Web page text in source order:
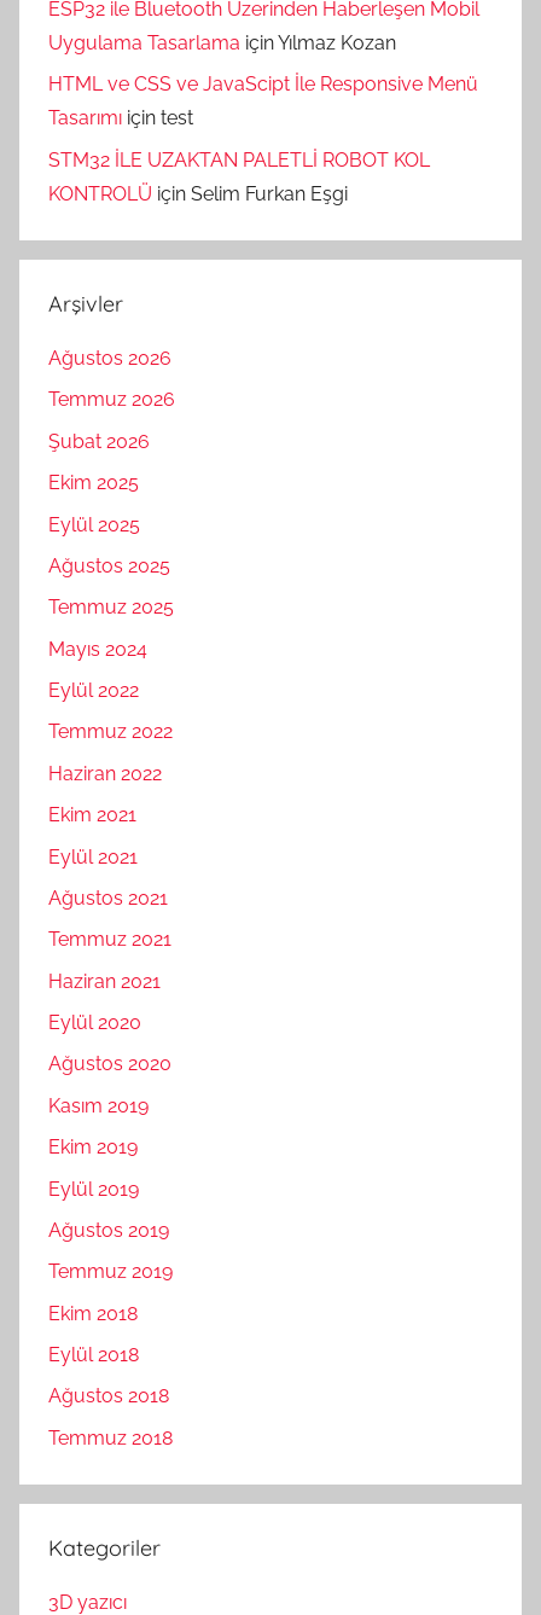
ESP32 ile Bluetooth Üzerinden Haberleşen Mobil
Uygulama Tasarlama içinYılmaz Kozan
HTML ve CSS ve JavaScipt İle Responsive Menü
Tasarımı için test
STM32 İLE UZAKTAN PALETLİ ROBOT KOL
KONTROLÜ için Selim Furkan Eşgi
Arşivler
Ağustos 2026
Temmuz 2026
Şubat 2026
Ekim 2025
Eylül 2025
Ağustos 2025
Temmuz 2025
Mayıs 2024
Eylül 2022
Temmuz 2022
Haziran 2022
Ekim 2021
Eylül 2021
Ağustos 2021
Temmuz 2021
Haziran 2021
Eylül 2020
Ağustos 2020
Kasım 2019
Ekim 2019
Eylül 2019
Ağustos 2019
Temmuz 2019
Ekim 2018
Eylül 2018
Ağustos 2018
Temmuz 2018
Kategoriler
3D yazıcı